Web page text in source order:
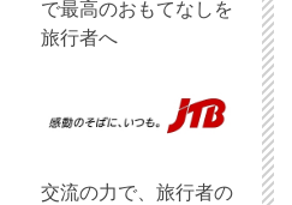
で最高のおもてなしを
旅行者へ
交流の力で、旅行者の